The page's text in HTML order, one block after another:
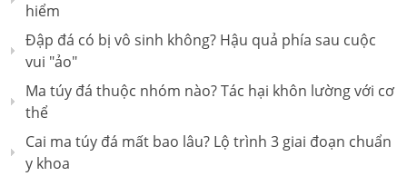
hiểm
Đập đá có bị vô sinh không? Hậu quả phía sau cuộc
vui "ảo"
Ma túy đá thuộc nhóm nào? Tác hại khôn lường với cơ
thể
Cai ma túy đá mất bao lâu? Lộ trình 3 giai đoạn chuẩn
y khoa